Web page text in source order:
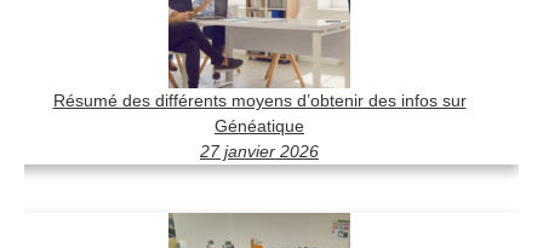
Résumé des différents moyens d’obtenir des infos sur
Généatique
27 janvier 2026